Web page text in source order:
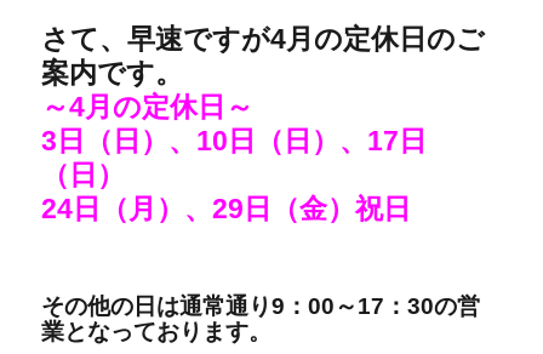
さて、早速ですが4月の定休日のご
案内です。
～4月の定休日～
3日（日）、10日（日）、17日
（日）
24日（月）、29日（金）祝日
その他の日は通常通り9：00～17：30の営
業となっております。